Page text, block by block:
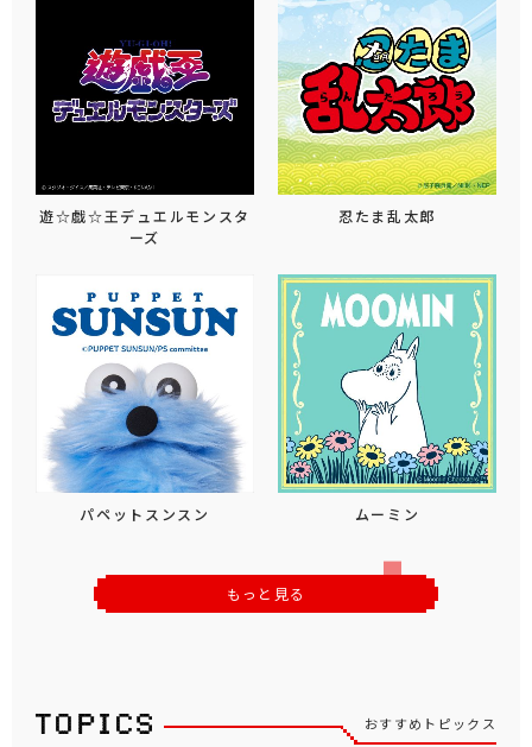
遊☆戯☆王デュエルモンスタ
ーズ
忍たま乱太郎
パペットスンスン ムーミン
もっと見る
おすすめトピックス